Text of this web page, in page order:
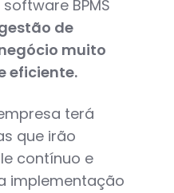
BPMS
de
muito
eficiente.
terá
que irão
contínuo e
implementação